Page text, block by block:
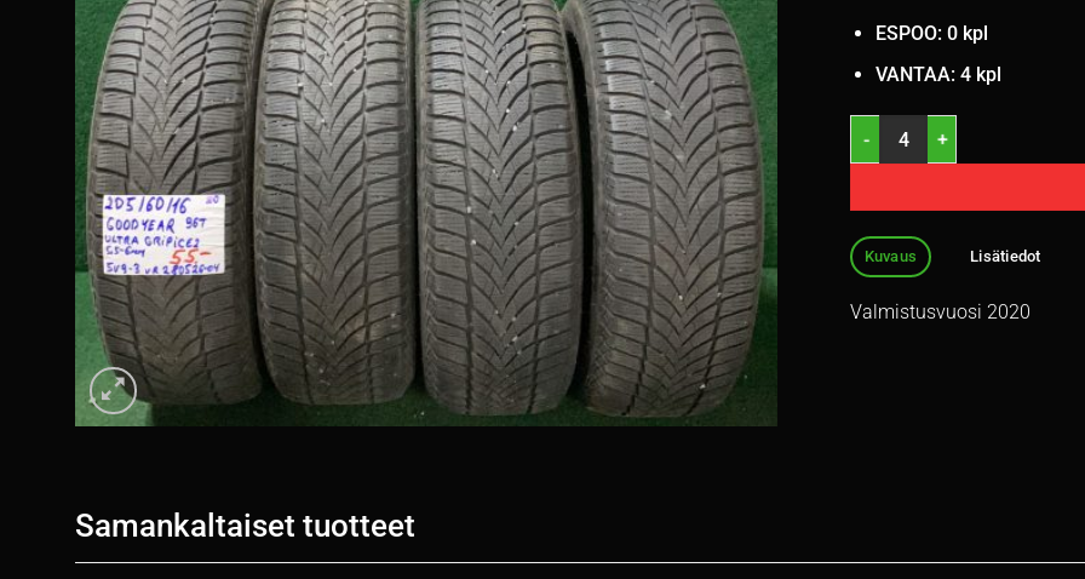
ESPOO: 0 kpl
VANTAA: 4 kpl
205/60R16 Goodyear
Kuvaus Lisätiedot
Valmistusvuosi 2020
Samankaltaiset tuotteet